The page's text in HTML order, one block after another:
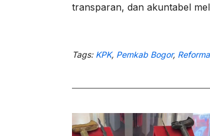
transparan, dan akuntabel
Tags: KPK, Pemkab Bogor,